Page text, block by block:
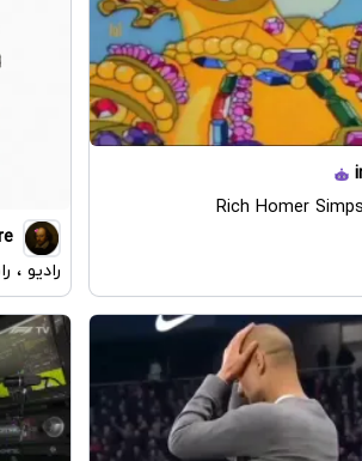
Rich Homer
رادیو ،